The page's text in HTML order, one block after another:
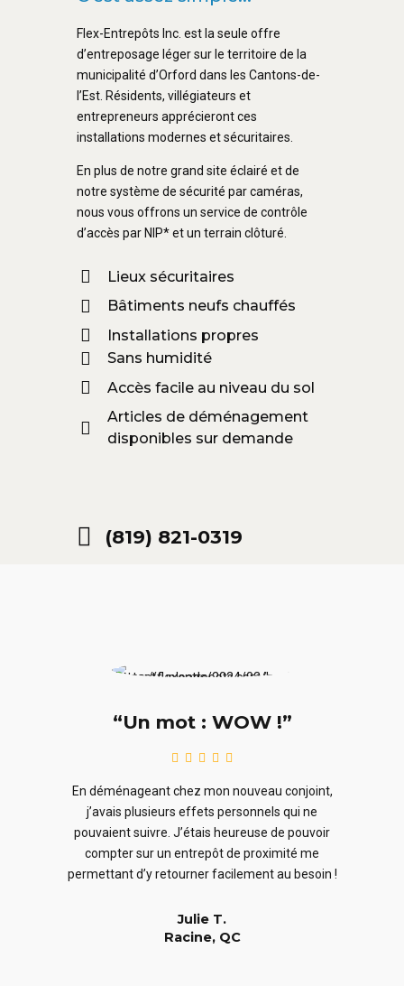
Flex-Entrepôts Inc. est la seule offre
d’entreposage léger sur le territoire de la
municipalité d’Orford dans les Cantons-de-
l’Est. Résidents, villégiateurs et
entrepreneurs apprécieront ces
installations modernes et sécuritaires.
En plus de notre grand site éclairé et de
notre système de sécurité par caméras,
nous vous offrons un service de contrôle
d’accès par NIP* et un terrain clôturé.
Lieux sécuritaires
Bâtiments neufs chauffés
Installations propres
Sans humidité
Accès facile au niveau du sol
Articles de déménagement
disponibles sur demande
(819) 821-0319
“Un mot : WOW !”
En déménageant chez mon nouveau conjoint,
j’avais plusieurs effets personnels qui ne
pouvaient suivre. J’étais heureuse de pouvoir
compter sur un entrepôt de proximité me
permettant d’y retourner facilement au besoin !
Julie T.
Racine, QC